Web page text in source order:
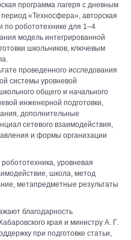
программа лагеря с дневным
«Техносфера», авторская
по робототехнике для 1–4
модель интегрированной
школьников, ключевым
проведенного исследования
системы уровневой
общего и начального
инженерной подготовки,
дополнительные
сетевого взаимодействия,
и формы организации
уровневая
школа, метод
метапредметные результаты
благодарность
края и министру А. Г.
при подготовке статьи,